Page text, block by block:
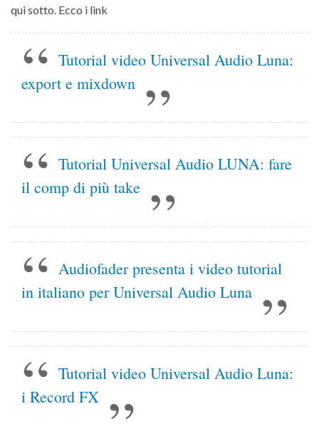
qui sotto. Ecco i link
Tutorial video Universal Audio Luna:
export e mixdown
Tutorial Universal Audio LUNA: fare
il comp di più take
Audiofader presenta i video tutorial
in italiano per Universal Audio Luna
Tutorial video Universal Audio Luna:
i Record FX